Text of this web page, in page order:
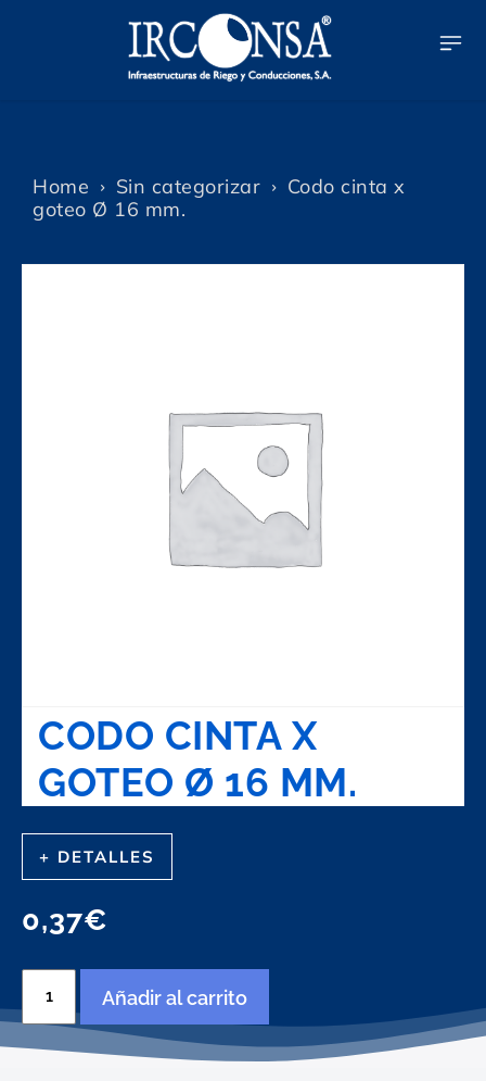
Home Sin categorizar
Codo cinta x
goteo Ø 16 mm.
CODO CINTA X
GOTEO Ø 16 MM.
+ DETALLES
0,37€
cinta
x
goteo
Añadir al carrito